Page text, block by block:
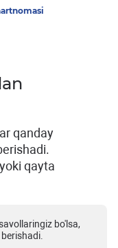
qanday
qayta
bo'lsa,